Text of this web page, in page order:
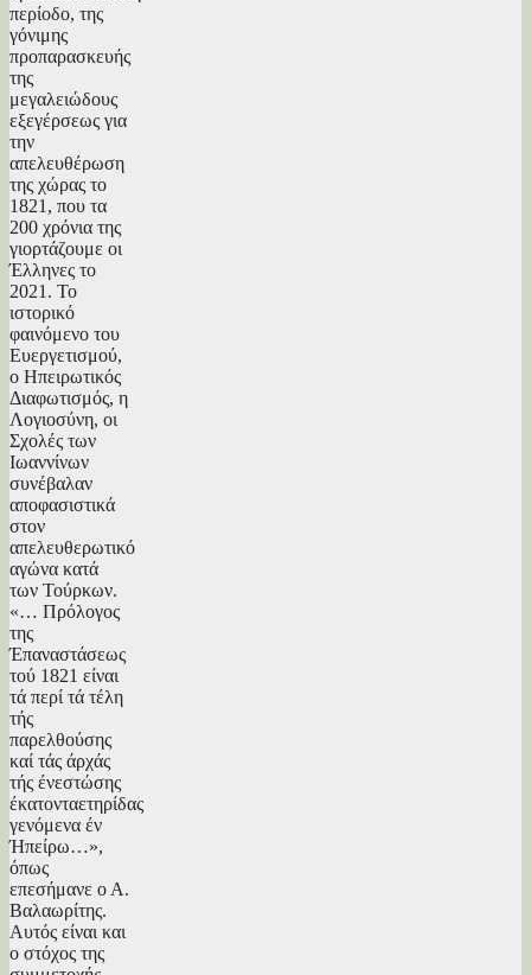
περίοδο, της
γόνιμης
προπαρασκευής
της
μεγαλειώδους
εξεγέρσεως για
την
απελευθέρωση
της χώρας το
1821, που τα
200 χρόνια της
γιορτάζουμε οι
Έλληνες το
2021. Το
ιστορικό
φαινόμενο του
Ευεργετισμού,
ο Ηπειρωτικός
Διαφωτισμός, η
Λογιοσύνη, οι
Σχολές των
Ιωαννίνων
συνέβαλαν
αποφασιστικά
στον
απελευθερωτικό
αγώνα κατά
των Τούρκων.
«… Πρόλογος
της
Έπαναστάσεως
τού 1821 είναι
τά περί τά τέλη
τής
παρελθούσης
καί τάς άρχάς
τής ένεστώσης
έκατονταετηρίδας
γενόμενα έν
Ήπείρω…»,
όπως
επεσήμανε ο Α.
Βαλαωρίτης.
Αυτός είναι και
ο στόχος της